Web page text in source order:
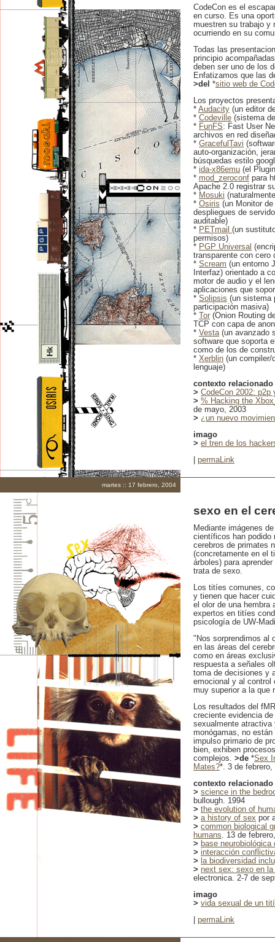
CodeCon es el
en curso. Es una
muestren su trabajo y
ocurriendo en su
Todas las
principio
deben ser uno de los
Enfatizamos que las
>del *sitio web de
Los proyectos
* Audacity (un editor
* Codeville (sistema
* FunFS: Fast User
archivos en red
* GracefulTavi
auto-organización,
búsquedas estilo
* ida-x86emu (el
* mod_zeroconf para
Apache 2.0 registrar
* Mosuki
* Osiris (un Monitor
despliegues de
auditable)
* PETmail (un
permisos)
* PGP Universal
transparente con cero
* Scream (un entorno
Interfaz) orientado a
motor de audio y el
aplicaciones que
* Solipsis (un sistema
participación masiva)
* Tor (Onion Routing
TCP con capa de
* Vesta(un avanzado
software que soporta
como de los de
* Xerblin (un compiler/
lenguaje)
contexto relacionado
> CodeCon 2002: p2p
> % Hacking the
de mayo, 2003
> ¿un nuevo
imago
> el tren de los
permaLink
martes :: 17 febrero, 2004
sexo en el
Mediante imágenes
científicos han podido
cerebros de primates
(concretamente en el
árboles) para
trata de sexo.
Los titíes comunes,
y tienen que hacer
el olor de una hembra
expertos en titíes
psicología de UW-
"Nos sorprendimos al
en las áreas del
como en áreas
respuesta a señales
toma de decisiones y
emocional y al control
muy superior a la que
Los resultados del
creciente evidencia
sexualmente
monógamas, no
impulso primario de
bien, exhiben
complejos. >de *Sex
Mates?*. 3 de febrero,
contexto relacionado
> science in the
bullough. 1994
> the evolution of
> a history of sex por
> common biological
humans. 13 de
> base
> interacción
> la biodiversidad
> next sex: sexo en
electronica. 2-7 de
imago
> vida sexual de un
permaLink